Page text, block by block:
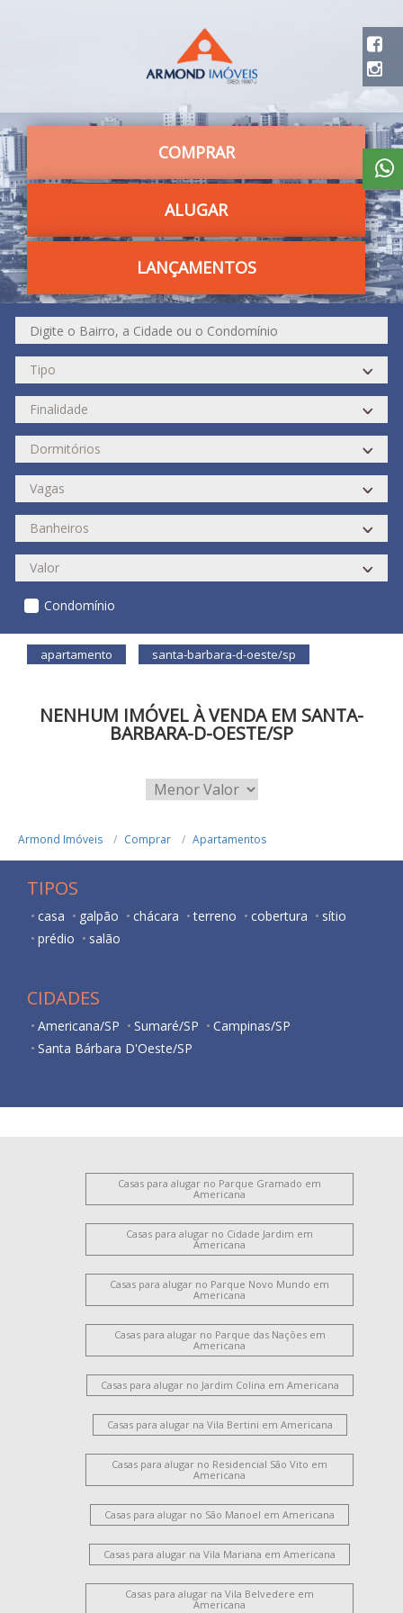
COMPRAR
ALUGAR
LANÇAMENTOS
Condomínio
apartamento santa-barbara-d-oeste/sp
NENHUM IMÓVEL À VENDA EM SANTA-
BARBARA-D-OESTE/SP
Armond Imóveis Comprar Apartamentos
TIPOS
casa galpão chácara terreno cobertura
sítio
prédio
salão
CIDADES
Americana/SP Sumaré/SP
Campinas/SP
Santa Bárbara D'Oeste/SP
Casas para alugar no Parque Gramado em
Americana
Casas para alugar no Cidade Jardim em
Americana
Casas para alugar no Parque Novo Mundo em
Americana
Casas para alugar no Parque das Nações em
Americana
Casas para alugar no Jardim Colina em Americana
Casas para alugar na Vila Bertini em Americana
Casas para alugar no Residencial São Vito em
Americana
Casas para alugar no São Manoel em Americana
Casas para alugar na Vila Mariana em Americana
Casas para alugar na Vila Belvedere em
Americana